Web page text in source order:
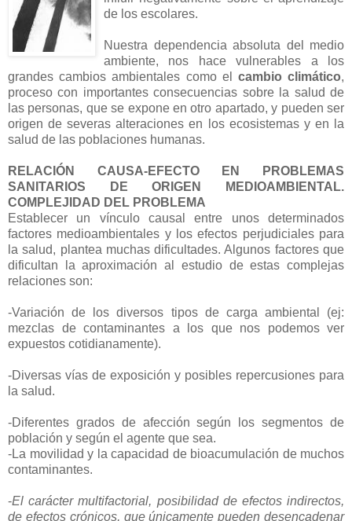
de los escolares.
Nuestra dependencia absoluta del medio
ambiente, nos hace vulnerables a los
grandes cambios ambientales como el cambio climático,
proceso con importantes consecuencias sobre la salud de
las personas, que se expone en otro apartado, y pueden ser
origen de severas alteraciones en los ecosistemas y en la
salud de las poblaciones humanas.
RELACIÓN CAUSA-EFECTO EN PROBLEMAS
SANITARIOS DE ORIGEN MEDIOAMBIENTAL.
COMPLEJIDAD DEL PROBLEMA
Establecer un vínculo causal entre unos determinados
factores medioambientales y los efectos perjudiciales para
la salud, plantea muchas dificultades. Algunos factores que
dificultan la aproximación al estudio de estas complejas
relaciones son:
-Variación de los diversos tipos de carga ambiental (ej:
mezclas de contaminantes a los que nos podemos ver
expuestos cotidianamente).
-Diversas vías de exposición y posibles repercusiones para
la salud.
-Diferentes grados de afección según los segmentos de
población y según el agente que sea.
-La movilidad y la capacidad de bioacumulación de muchos
contaminantes.
-El carácter multifactorial, posibilidad de efectos indirectos,
de efectos crónicos, que únicamente pueden desencadenar